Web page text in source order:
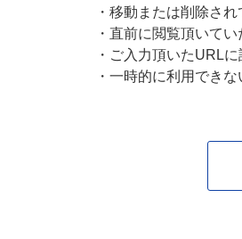
・ 移動または削除され
・ 直前に閲覧頂いて
・ ご入力頂いたURLに
・ 一時的に利用できな